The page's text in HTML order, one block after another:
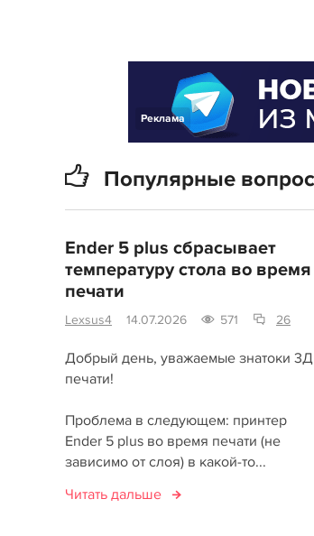
Популярные
Ender 5 plus сбрасывает
температуру стола во время
печати
Lexsus4 14.07.2026 571 26
Добрый день, уважаемые знатоки 3Д
печати!
Проблема в следующем: принтер
Ender 5 plus во время печати (не
зависимо от слоя) в какой-то...
Читать дальше
Реклама